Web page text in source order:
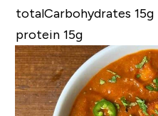
totalCarbohydrates 15g
protein 15g